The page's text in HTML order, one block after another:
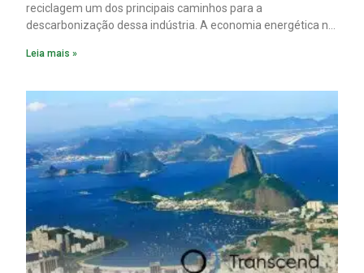
reciclagem um dos principais caminhos para a
descarbonização dessa indústria. A economia energética na
material. A produção de um alumínio mais limpo, no entanto,
insumo, a sucata, devido, sobretudo, ao interesse chinês
pela matéria-prima.
Leia mais »